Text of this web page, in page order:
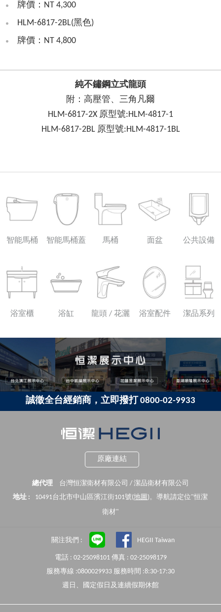
牌價：NT 4,300
HLM-6817-2BL(黑色)
牌價：NT 4,800
純不鏽鋼立式龍頭
附：高壓管、三角凡爾
HLM-6817-2X 原型號:HLM-4817-1
HLM-6817-2BL 原型號:HLM-4817-1BL
智能馬桶 智能馬桶蓋 馬桶 面盆 公共設備
浴室櫃 浴缸 龍頭 / 花灑 浴室配件 潔品系列
誠徵全台經銷商，立即撥打 0800-02-9933
原廠連結
總代理
台灣恒潔衛材有限公司 / 潔品衛材有限公司
地址 :
10491台北市中山區濱江街101號(地圖 )。導航請定位"恒潔
衛材"
關注我們 : HEGII Taiwan
電話 : 02-25098101 傳真 : 02-25098179
服務專線 :0800029933 服務時間 :8:30-17:30
週日、國定假日及連續假期休館